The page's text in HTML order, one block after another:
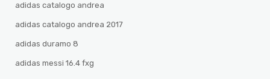
adidas catalogo andrea
adidas catalogo andrea 2017
adidas duramo 8
adidas messi 16.4 fxg